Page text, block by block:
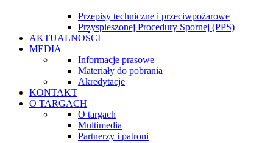
Przepisy techniczne i przeciwpożarowe
Przyspieszonej Procedury Spornej (PPS)
AKTUALNOŚCI
MEDIA
Informacje prasowe
Materiały do pobrania
Akredytacje
KONTAKT
O TARGACH
O targach
Multimedia
Partnerzy i patroni